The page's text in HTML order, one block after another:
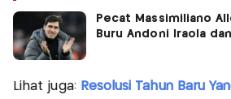
Pecat Massimiliano
Buru Andoni Iraola
Lihat juga: Resolusi Tahun Baru